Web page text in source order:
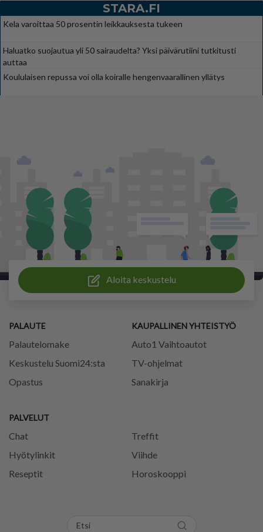
STARA.FI
Kela varoittaa 50 prosentin leikkauksesta tukeen
Haluatko suojautua yli 50 sairaudelta? Yksi päivärutiini tutkitusti
auttaa
Koululaisen repussa voi olla koiralle hengenvaarallinen yllätys
Aloita keskustelu
PALAUTE
Palautelomake
Keskustelu Suomi24:sta
Opastus
PALVELUT
Chat
Treffit
Hyötylinkit
Viihde
Reseptit
Horoskooppi
KAUPALLINEN YHTEISTYÖ
Auto1 Vaihtoautot
TV-ohjelmat
Sanakirja